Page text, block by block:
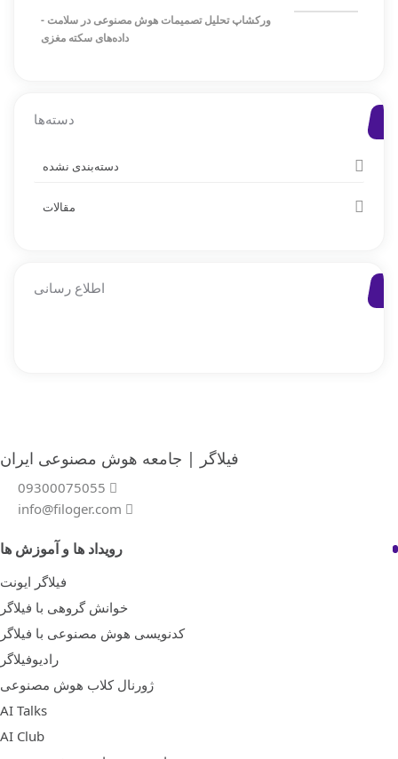
ورکشاپ تحلیل تصمیمات هوش مصنوعی در سلامت -
داده‌های سکته مغزی
دسته‌ها
دسته‌بندی نشده
مقالات
اطلاع رسانی
فیلاگر | جامعه هوش مصنوعی ایران
09300075055
info@filoger.com
رویداد ها و آموزش ها
فیلاگر ایونت
خوانش گروهی با فیلاگر
کدنویسی هوش مصنوعی با فیلاگر
رادیوفیلاگر
ژورنال کلاب هوش مصنوعی
AI Talks
AI Club